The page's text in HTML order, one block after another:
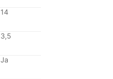
14
3,5
Ja